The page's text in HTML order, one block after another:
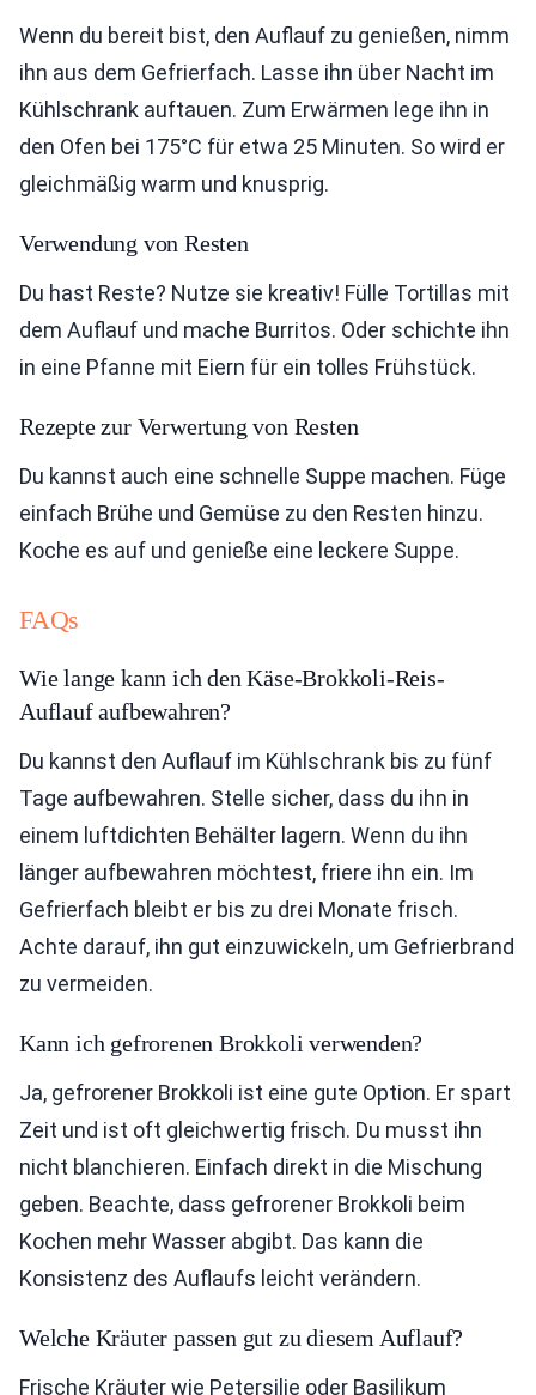
Wenn du bereit bist, den Auflauf zu genießen, nimm
ihn aus dem Gefrierfach. Lasse ihn über Nacht im
Kühlschrank auftauen. Zum Erwärmen lege ihn in
den Ofen bei 175°C für etwa 25 Minuten. So wird er
gleichmäßig warm und knusprig.
Verwendung von Resten
Du hast Reste? Nutze sie kreativ! Fülle Tortillas mit
dem Auflauf und mache Burritos. Oder schichte ihn
in eine Pfanne mit Eiern für ein tolles Frühstück.
Rezepte zur Verwertung von Resten
Du kannst auch eine schnelle Suppe machen. Füge
einfach Brühe und Gemüse zu den Resten hinzu.
Koche es auf und genieße eine leckere Suppe.
FAQs
Wie lange kann ich den Käse-Brokkoli-Reis-
Auflauf aufbewahren?
Du kannst den Auflauf im Kühlschrank bis zu fünf
Tage aufbewahren. Stelle sicher, dass du ihn in
einem luftdichten Behälter lagern. Wenn du ihn
länger aufbewahren möchtest, friere ihn ein. Im
Gefrierfach bleibt er bis zu drei Monate frisch.
Achte darauf, ihn gut einzuwickeln, um Gefrierbrand
zu vermeiden.
Kann ich gefrorenen Brokkoli verwenden?
Ja, gefrorener Brokkoli ist eine gute Option. Er spart
Zeit und ist oft gleichwertig frisch. Du musst ihn
nicht blanchieren. Einfach direkt in die Mischung
geben. Beachte, dass gefrorener Brokkoli beim
Kochen mehr Wasser abgibt. Das kann die
Konsistenz des Auflaufs leicht verändern.
Welche Kräuter passen gut zu diesem Auflauf?
Frische Kräuter wie Petersilie oder Basilikum